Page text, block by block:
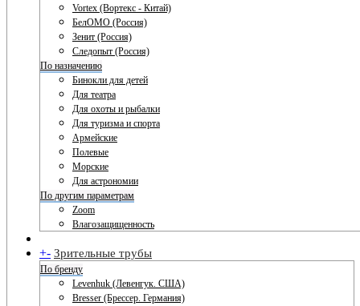
Vortex (Вортекс - Китай)
БелОМО (Россия)
Зенит (Россия)
Следопыт (Россия)
По назначению
Бинокли для детей
Для театра
Для охоты и рыбалки
Для туризма и спорта
Армейские
Полевые
Морские
Для астрономии
По другим параметрам
Zoom
Влагозащищенность
+- Зрительные трубы
По бренду
Levenhuk (Левенгук. США)
Bresser (Брессер. Германия)